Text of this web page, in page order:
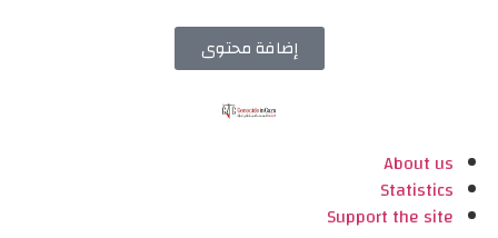
إضافة محتوى
About us
Statistics
Support the site